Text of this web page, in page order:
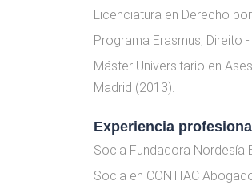
Licenciatura en Derecho
Programa Erasmus, Direito
Máster Universitario en
Madrid (2013).
Experiencia
Socia Fundadora Nordesía
Socia en CONTIAC